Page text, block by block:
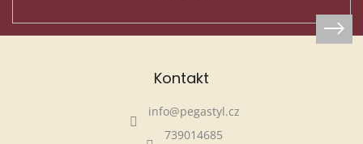
Kontakt
info@pegastyl.cz
739014685